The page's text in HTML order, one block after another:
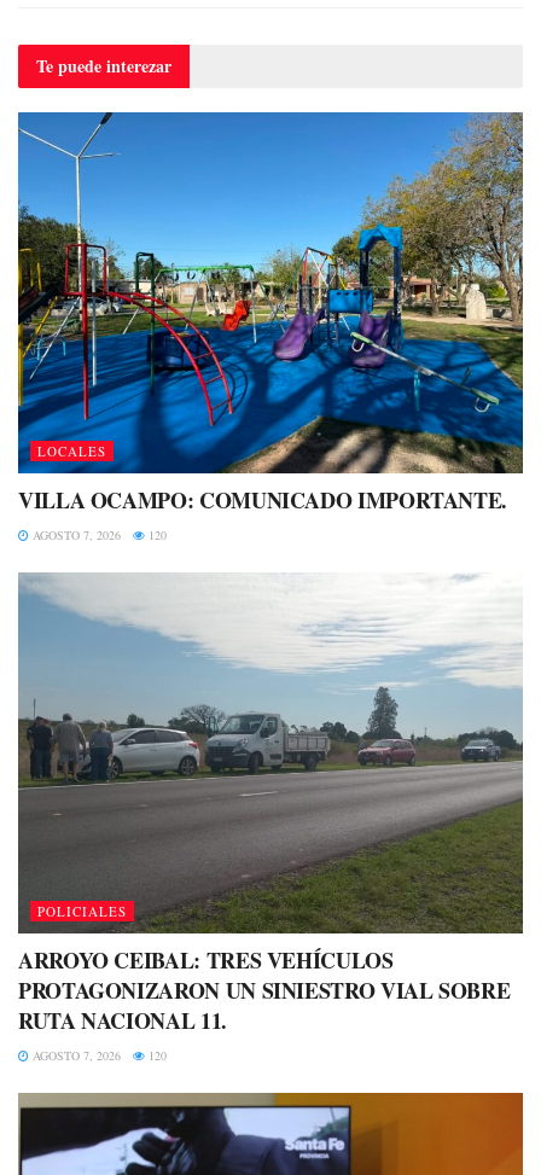
Te puedeinterezar
LOCALES
VILLA OCAMPO: COMUNICADO IMPORTANTE.
AGOSTO 7, 2026 120
POLICIALES
ARROYO CEIBAL: TRES VEHÍCULOS
PROTAGONIZARON UN SINIESTRO VIAL SOBRE
RUTA NACIONAL 11.
AGOSTO 7, 2026 120